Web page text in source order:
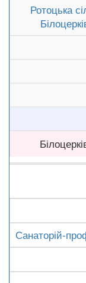
Ротоцька
Санаторій-